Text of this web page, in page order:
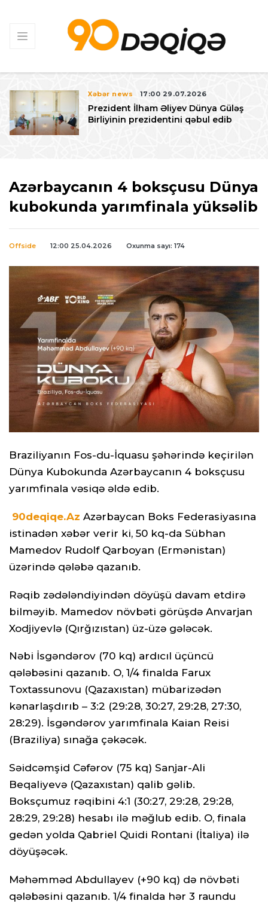
Xəbər news 17:00 29.07.2026
Prezident İlham Əliyev Dünya Güləş
Birliyinin prezidentini qəbul edib
Azərbaycanın 4 boksçusu Dünya
kubokunda yarımfinala yüksəlib
Offside 12:00 25.04.2026 Oxunma sayı: 174
Braziliyanın Fos-du-İquasu şəhərində keçirilən
Dünya Kubokunda Azərbaycanın 4 boksçusu
yarımfinala vəsiqə əldə edib.
90deqiqe.Az Azərbaycan Boks Federasiyasına
istinadən xəbər verir ki, 50 kq-da Sübhan
Mamedov Rudolf Qarboyan (Ermənistan)
üzərində qələbə qazanıb.
Rəqib zədələndiyindən döyüşü davam etdirə
bilməyib. Mamedov növbəti görüşdə Anvarjan
Xodjiyevlə (Qırğızıstan) üz-üzə gələcək.
Nəbi İsgəndərov (70 kq) ardıcıl üçüncü
qələbəsini qazanıb. O, 1/4 finalda Farux
Toxtassunovu (Qazaxıstan) mübarizədən
kənarlaşdırıb – 3:2 (29:28, 30:27, 29:28, 27:30,
28:29). İsgəndərov yarımfinala Kaian Reisi
(Braziliya) sınağa çəkəcək.
Səidcəmşid Cəfərov (75 kq) Sanjar-Ali
Beqaliyevə (Qazaxıstan) qalib gəlib.
Boksçumuz rəqibini 4:1 (30:27, 29:28, 29:28,
28:29, 29:28) hesabı ilə məğlub edib. O, finala
gedən yolda Qabriel Quidi Rontani (İtaliya) ilə
döyüşəcək.
Məhəmməd Abdullayev (+90 kq) də növbəti
qələbəsini qazanıb. 1/4 finalda hər 3 raundu